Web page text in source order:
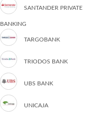
SANTANDER PRIVATE
BANKING
TARGOBANK
TRIODOS BANK
UBS BANK
UNICAJA